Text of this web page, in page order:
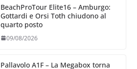
BeachProTour Elite16 – Amburgo:
Gottardi e Orsi Toth chiudono al
quarto posto
09/08/2026
Pallavolo A1F – La Megabox torna